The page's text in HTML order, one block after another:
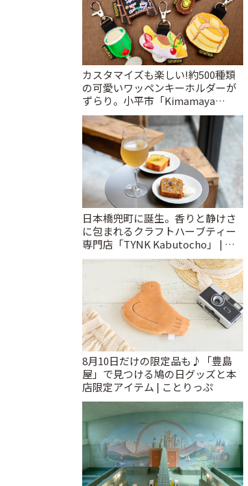
カスタマイズも楽しい!約500種類
の可愛いワッペンキーホルダーが
ずらり。小平市「Kimamaya
T&K」 | ことりっぷ
日本橋兜町に誕生。香りと静けさ
に包まれるクラフトハーブティー
専門店「TYNK Kabutocho」 | こ
とりっぷ
8月10日だけの限定品も♪「豊島
屋」で見つける鳩の日グッズと本
店限定アイテム | ことりっぷ